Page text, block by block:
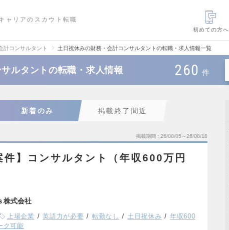
ャリアのスカウト転職
初めての方へ
計コンサルタント 土日祝休みの財務・会計コンサルタントの転職・求人情報一覧
ルタントの転職・求人情報 260 件
新着のみ 掲載終了間近
掲載期間 26/08/05～26/08/18
件】コンサルタント（年収600万円
株式会社
上場企業 英語力が必要 転勤なし 土日祝休み
年収600
ク可能